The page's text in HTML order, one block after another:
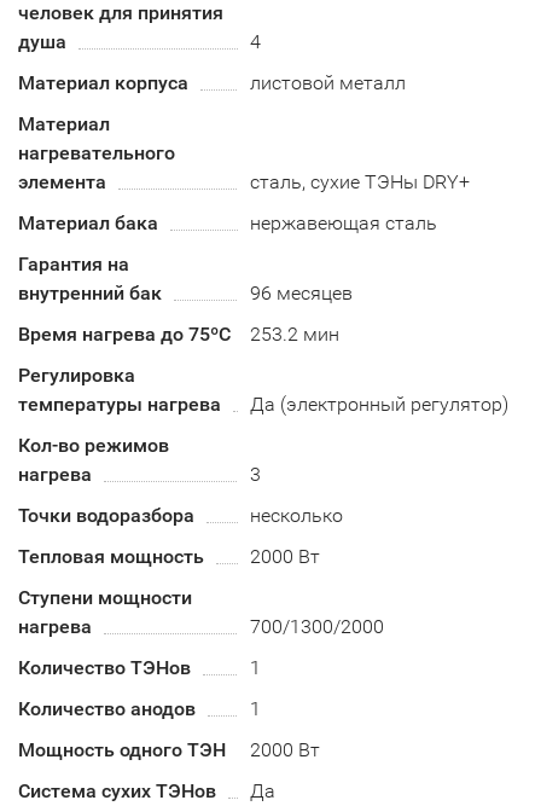
человек для принятия
душа
4
Материал корпуса
листовой металл
Материал
нагревательного
элемента
сталь, сухие ТЭНы DRY+
Материал бака
нержавеющая сталь
Гарантия на
внутренний бак
96 месяцев
Время нагрева до 75ºС
253.2 мин
Регулировка
температуры нагрева
Да (электронный регулятор)
Кол-во режимов
нагрева
3
Точки водоразбора
несколько
Тепловая мощность
2000 Вт
Ступени мощности
нагрева
700/1300/2000
Количество ТЭНов
1
Количество анодов
1
Мощность одного ТЭН
2000 Вт
Система сухих ТЭНов
Да